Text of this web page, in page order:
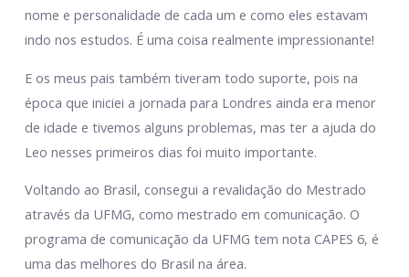
nome e personalidade de cada um e como eles estavam
indo nos estudos. É uma coisa realmente impressionante!
E os meus pais também tiveram todo suporte, pois na
época que iniciei a jornada para Londres ainda era menor
de idade e tivemos alguns problemas, mas ter a ajuda do
Leo nesses primeiros dias foi muito importante.
Voltando ao Brasil, consegui a revalidação do Mestrado
através da UFMG, como mestrado em comunicação. O
programa de comunicação da UFMG tem nota CAPES 6, é
uma das melhores do Brasil na área.